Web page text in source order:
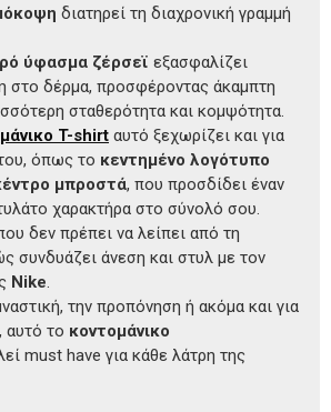
διατηρεί τη διαχρονική γραμμή
ύφασμα ζέρσεϊ εξασφαλίζει
στο δέρμα, προσφέροντας άκαμπτη
σταθερότητα και κομψότητα.
T-shirt αυτό ξεχωρίζει και για
όπως το κεντημένο λογότυπο
μπροστά, που προσδίδει έναν
χαρακτήρα στο σύνολό σου.
δεν πρέπει να λείπει από τη
συνδυάζει άνεση και στυλ με τον
Nike.
την προπόνηση ή ακόμα και για
αυτό το κοντομάνικο
must have για κάθε λάτρη της